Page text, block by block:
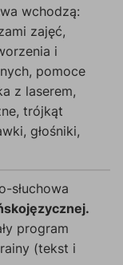
wchodzą:
zajęć,
i
pomoce
z laserem,
trójkąt
głośniki,
słuchowa
program
(tekst i